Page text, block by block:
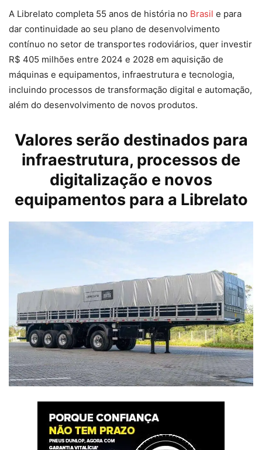
A Librelato completa 55 anos de história no Brasil e para
dar continuidade ao seu plano de desenvolvimento
contínuo no setor de transportes rodoviários, quer investir
R$ 405 milhões entre 2024 e 2028 em aquisição de
máquinas e equipamentos, infraestrutura e tecnologia,
incluindo processos de transformação digital e automação,
além do desenvolvimento de novos produtos.
Valores serão destinados para
infraestrutura, processos de
digitalização e novos
equipamentos para a Librelato